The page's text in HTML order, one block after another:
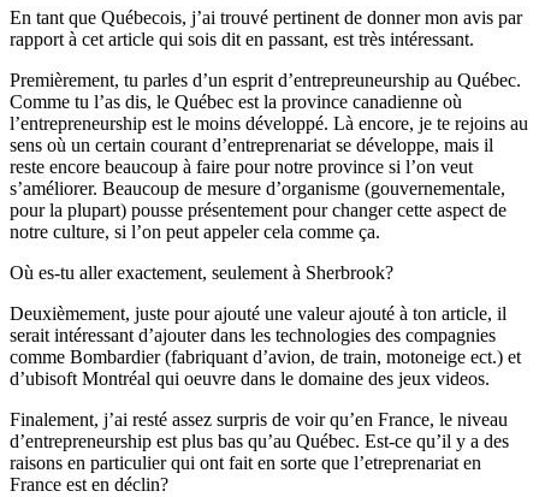
En tant que Québecois, j’ai trouvé pertinent de donner mon avis par
rapport à cet article qui sois dit en passant, est très intéressant.
Premièrement, tu parles d’un esprit d’entrepreuneurship au Québec.
Comme tu l’as dis, le Québec est la province canadienne où
l’entrepreneurship est le moins développé. Là encore, je te rejoins au
sens où un certain courant d’entreprenariat se développe, mais il
reste encore beaucoup à faire pour notre province si l’on veut
s’améliorer. Beaucoup de mesure d’organisme (gouvernementale,
pour la plupart) pousse présentement pour changer cette aspect de
notre culture, si l’on peut appeler cela comme ça.
Où es-tu aller exactement, seulement à Sherbrook?
Deuxièmement, juste pour ajouté une valeur ajouté à ton article, il
serait intéressant d’ajouter dans les technologies des compagnies
comme Bombardier (fabriquant d’avion, de train, motoneige ect.) et
d’ubisoft Montréal qui oeuvre dans le domaine des jeux videos.
Finalement, j’ai resté assez surpris de voir qu’en France, le niveau
d’entrepreneurship est plus bas qu’au Québec. Est-ce qu’il y a des
raisons en particulier qui ont fait en sorte que l’etreprenariat en
France est en déclin?